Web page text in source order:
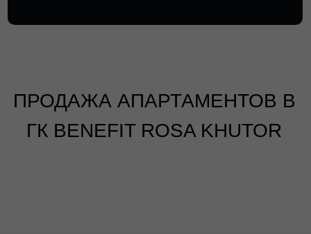
ПРОДАЖА АПАРТАМЕНТОВ В
ГК BENEFIT ROSA KHUTOR